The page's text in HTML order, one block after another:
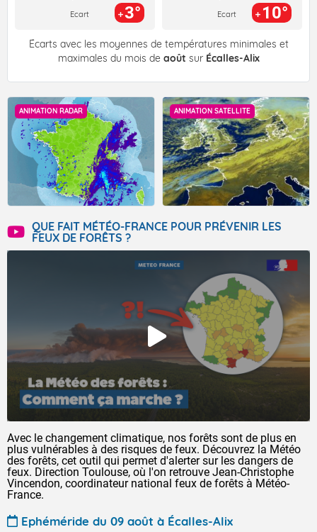
Ecart 3° Ecart 10°
Écarts avec les moyennes de températures minimales et
maximales du mois de août sur Écalles-Alix
ANIMATION RADAR ANIMATION SATELLITE
QUE FAIT MÉTÉO-FRANCE POUR PRÉVENIR LES
FEUX DE FORÊTS ?
Avec le changement climatique, nos forêts sont de plus en
plus vulnérables à des risques de feux. Découvrez la Météo
des forêts, cet outil qui permet d'alerter sur les dangers de
feux. Direction Toulouse, où l'on retrouve Jean-Christophe
Vincendon, coordinateur national feux de forêts à Météo-
France.
Ephéméride du 09 août à Écalles-Alix